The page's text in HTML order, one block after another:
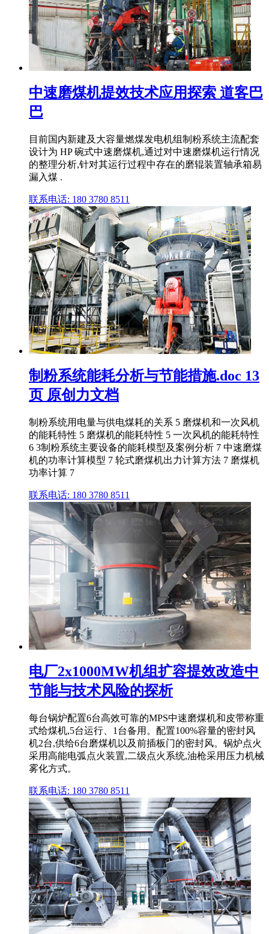
中速磨煤机提效技术应用探索 道客巴
巴
目前国内新建及大容量燃煤发电机组制粉系统主流配套
设计为 HP 碗式中速磨煤机,通过对中速磨煤机运行情况
的整理分析,针对其运行过程中存在的磨辊装置轴承箱易
漏入煤 .
联系电话: 180 3780 8511
制粉系统能耗分析与节能措施.doc 13
页 原创力文档
制粉系统用电量与供电煤耗的关系 5 磨煤机和一次风机
的能耗特性 5 磨煤机的能耗特性 5 一次风机的能耗特性
6 3制粉系统主要设备的能耗模型及案例分析 7 中速磨煤
机的功率计算模型 7 轮式磨煤机出力计算方法 7 磨煤机
功率计算 7
联系电话: 180 3780 8511
电厂2x1000MW机组扩容提效改造中
节能与技术风险的探析
每台锅炉配置6台高效可靠的MPS中速磨煤机和皮带称重
式给煤机,5台运行、1台备用。配置100%容量的密封风
机2台,供给6台磨煤机以及前插板门的密封风。锅炉点火
采用高能电弧点火装置,二级点火系统,油枪采用压力机械
雾化方式。
联系电话: 180 3780 8511